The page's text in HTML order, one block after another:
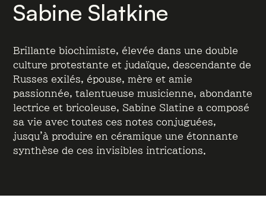
Sabine Slatkine
Brillante biochimiste, élevée dans une double
culture protestante et judaïque, descendante de
Russes exilés, épouse, mère et amie
passionnée, talentueuse musicienne, abondante
lectrice et bricoleuse, Sabine Slatine a composé
sa vie avec toutes ces notes conjuguées,
jusqu’à produire en céramique une étonnante
synthèse de ces invisibles intrications.